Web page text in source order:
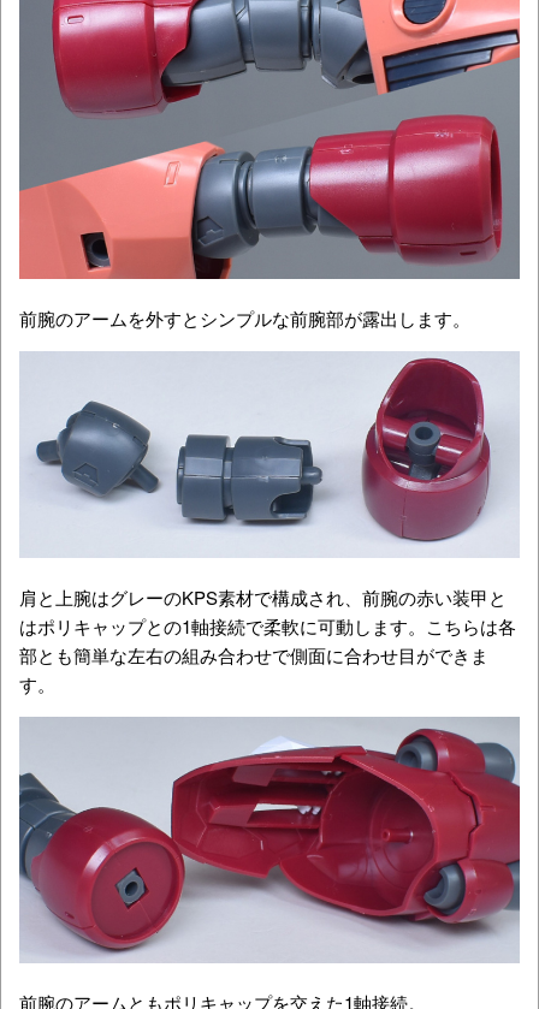
前腕のアームを外すとシンプルな前腕部が露出します。
肩と上腕はグレーのKPS素材で構成され、前腕の赤い装甲と
はポリキャップとの1軸接続で柔軟に可動します。こちらは各
部とも簡単な左右の組み合わせで側面に合わせ目ができま
す。
前腕のアームともポリキャップを交えた1軸接続。